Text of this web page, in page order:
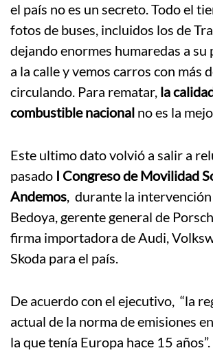
el país no es un secreto. Todo el
fotos de buses, incluidos los de
dejando enormes humaredas a su
a la calle y vemos carros con más
circulando. Para rematar, la
combustible nacional no es la
Este ultimo dato volvió a salir a
pasado I Congreso de Movilidad
Andemos, durante la intervención
Bedoya, gerente general de
firma importadora de Audi,
Skoda para el país.
De acuerdo con el ejecutivo, “la
actual de la norma de emisiones
la que tenía Europa hace 15